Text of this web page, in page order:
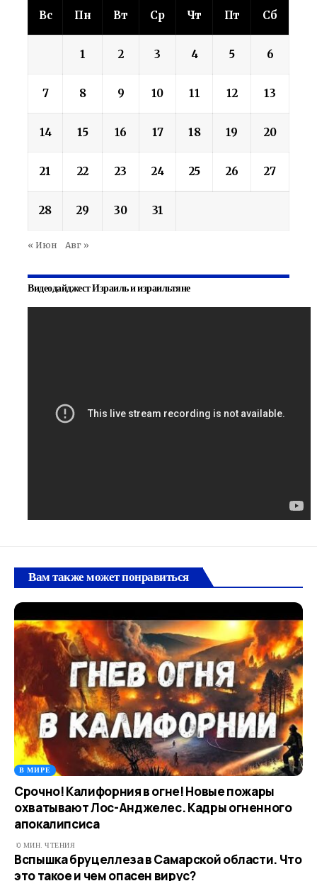
Вс Пн Вт Ср Чт Пт Сб
1 2 3 4 5 6
7 8 9 10 11 12 13
14 15 16 17 18 19 20
21 22 23 24 25 26 27
28 29 30 31
« Июн Авг »
Видеодайджест Израиль и израильтяне
Вам также может понравиться
В МИРЕ
Срочно! Калифорния в огне! Новые пожары
охватывают Лос-Анджелес. Кадры огненного
апокалипсиса
0 МИН. ЧТЕНИЯ
Вспышка бруцеллеза в Самарской области. Что
это такое и чем опасен вирус?